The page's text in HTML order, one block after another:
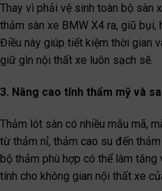
Thay vì phải vệ sinh toàn bộ sàn
thảm sàn xe BMW X4 ra, giũ bụi,
Điều này giúp tiết kiệm thời gian
giữ gìn nội thất xe luôn sạch sẽ.
3. Nâng cao tính thẩm mỹ và
Thảm lót sàn có nhiều mẫu mã,
từ thảm nỉ, thảm cao su đến
bộ thảm phù hợp có thể làm tăng
tính cho không gian nội thất xe